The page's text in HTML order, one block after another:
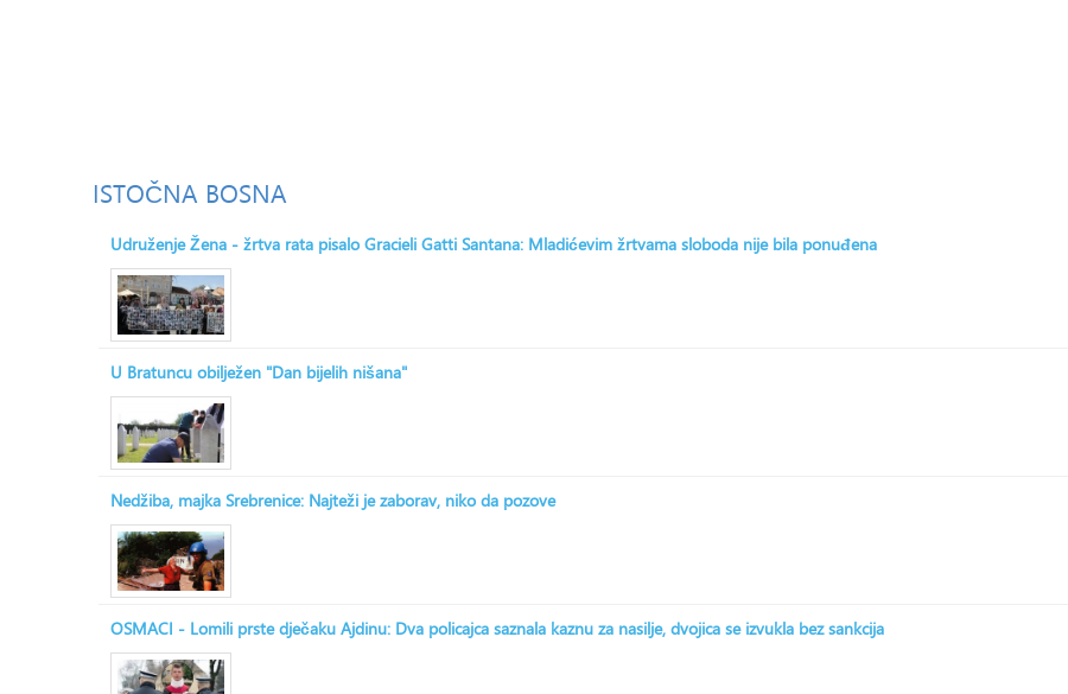
ISTOČNA BOSNA
Udruženje Žena - žrtva rata pisalo Gracieli Gatti Santana: Mladićevim žrtvama sloboda nije bila ponuđena
U Bratuncu obilježen "Dan bijelih nišana"
Nedžiba, majka Srebrenice: Najteži je zaborav, niko da pozove
OSMACI - Lomili prste dječaku Ajdinu: Dva policajca saznala kaznu za nasilje, dvojica se izvukla bez sankcija